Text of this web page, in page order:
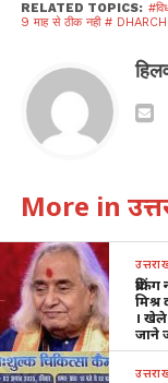
RELATED TOPICS:
9 माह से ठीक नही #
More in
। खेले
जाने